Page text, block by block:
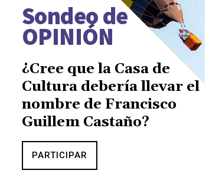
Sondeo de
OPINIÓN
¿Cree que la Casa de
Cultura debería llevar el
nombre de Francisco
Guillem Castaño?
PARTICIPAR